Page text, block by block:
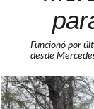
Funcionó por
desde